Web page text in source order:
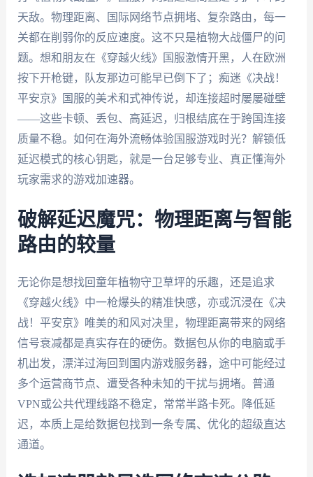
天敌。物理距离、国际网络节点拥堵、复杂路由，每一
关都在削弱你的反应速度。这不只是植物大战僵尸的问
题。想和朋友在《穿越火线》国服激情开黑，人在欧洲
按下开枪键，队友那边可能早已倒下了；痴迷《决战！
平安京》国服的美术和式神传说，却连接超时屡屡碰壁
——这些卡顿、丢包、高延迟，归根结底在于跨国连接
质量不稳。如何在海外流畅体验国服游戏时光？解锁低
延迟模式的核心钥匙，就是一台足够专业、真正懂海外
玩家需求的游戏加速器。
破解延迟魔咒：物理距离与智能
路由的较量
无论你是想找回童年植物守卫草坪的乐趣，还是追求
《穿越火线》中一枪爆头的精准快感，亦或沉浸在《决
战！平安京》唯美的和风对决里，物理距离带来的网络
信号衰减都是真实存在的硬伤。数据包从你的电脑或手
机出发，漂洋过海回到国内游戏服务器，途中可能经过
多个运营商节点、遭受各种未知的干扰与拥堵。普通
VPN或公共代理线路不稳定，常常半路卡死。降低延
迟，本质上是给数据包找到一条专属、优化的超级直达
通道。